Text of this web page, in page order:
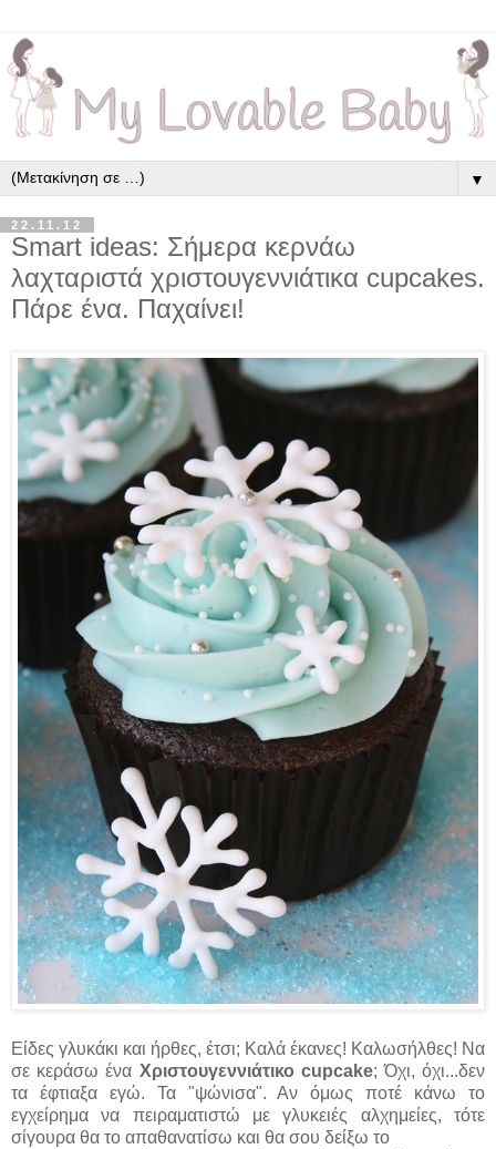
▼
22.11.12
Smart ideas: Σήμερα κερνάω
λαχταριστά χριστουγεννιάτικα cupcakes.
Πάρε ένα. Παχαίνει!
Είδες γλυκάκι και ήρθες, έτσι; Καλά έκανες! Καλωσήλθες! Να
σε κεράσω ένα Xριστουγεννιάτικο cupcake; Όχι, όχι...δεν
τα έφτιαξα εγώ. Τα "ψώνισα". Αν όμως ποτέ κάνω το
εγχείρημα να πειραματιστώ με γλυκειές αλχημείες, τότε
σίγουρα θα το απαθανατίσω και θα σου δείξω το